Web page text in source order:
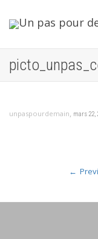
unpaspourdemain, mars 22,